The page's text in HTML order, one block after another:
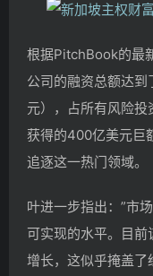
根据PitchBook的最
公司的融资总额达
元），占所有风险
获得的400亿美元巨
追逐这一热门领域。
叶进一步指出：”市
可实现的水平。目
增长，这似乎掩盖了